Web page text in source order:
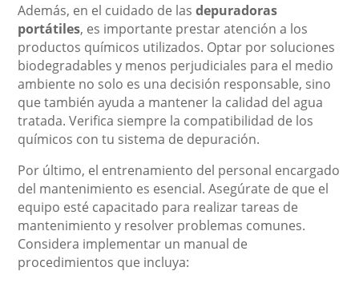
Además, en el cuidado de lasdepuradoras
portátiles, es importante prestar atención a los
productos químicos utilizados. Optar por soluciones
biodegradables y menos perjudiciales para el medio
ambiente no solo es una decisión responsable, sino
que también ayuda a mantener la calidad del agua
tratada. Verifica siempre la compatibilidad de los
químicos con tu sistema de depuración.
Por último, el entrenamiento del personal encargado
del mantenimiento es esencial. Asegúrate de que el
equipo esté capacitado para realizar tareas de
mantenimiento y resolver problemas comunes.
Considera implementar un manual de
procedimientos que incluya: